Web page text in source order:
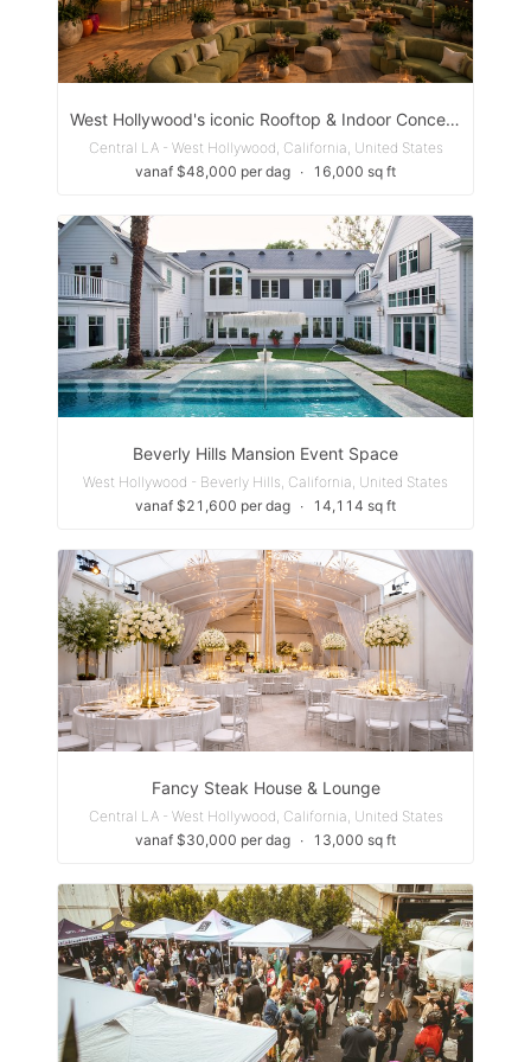
West Hollywood's iconic Rooftop & Indoor Concept
Central LA - West Hollywood, California, United States
vanaf $48,000 per dag ∙ 16,000 sq ft
Beverly Hills Mansion Event Space
West Hollywood - Beverly Hills, California, United States
vanaf $21,600 per dag ∙ 14,114 sq ft
Fancy Steak House & Lounge
Central LA - West Hollywood, California, United States
vanaf $30,000 per dag ∙ 13,000 sq ft